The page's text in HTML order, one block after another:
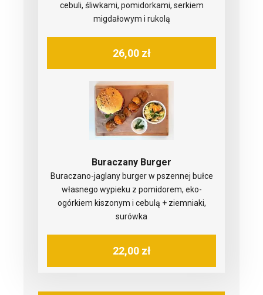
cebuli, śliwkami, pomidorkami, serkiem
migdałowym i rukolą
26,00 zł
Buraczany Burger
Buraczano-jaglany burger w pszennej bułce
własnego wypieku z pomidorem, eko-
ogórkiem kiszonym i cebulą + ziemniaki,
surówka
22,00 zł